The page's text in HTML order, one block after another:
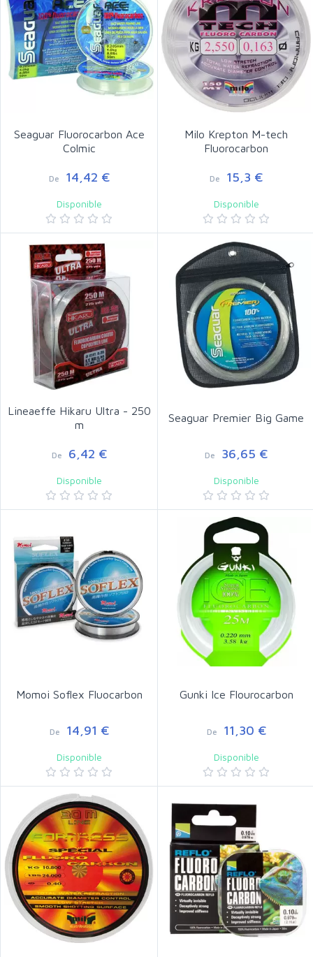
Seaguar Fluorocarbon Ace
Colmic
De 14,42 €
Disponible
Milo Krepton M-tech
Fluorocarbon
De 15,3 €
Disponible
Lineaeffe Hikaru Ultra - 250
m
De 6,42 €
Disponible
Seaguar Premier Big Game
De 36,65 €
Disponible
Momoi Soflex Fluocarbon
De 14,91 €
Disponible
Gunki Ice Flourocarbon
De 11,30 €
Disponible